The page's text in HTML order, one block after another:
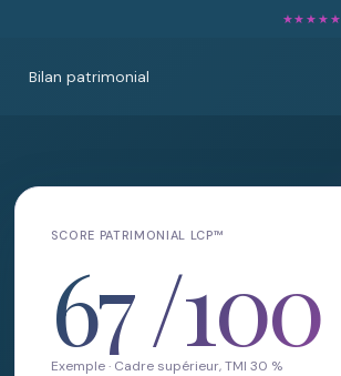
★★★★★
Bilan patrimonial
SCORE PATRIMONIAL LCP™
67/100
Exemple · Cadre supérieur, TMI 30 %